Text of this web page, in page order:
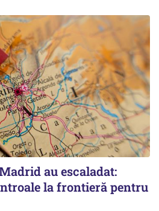
au escaladat:
la frontieră pentru